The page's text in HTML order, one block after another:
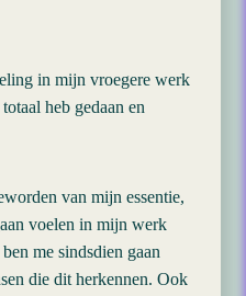
in mijn vroegere werk
heb gedaan en
van mijn essentie,
voelen in mijn werk
me sindsdien gaan
die dit herkennen. Ook